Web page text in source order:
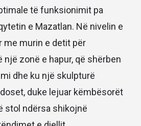
të funksionimit pa
e Mazatlan. Në nivelin e
me murin e detit për
zonë e hapur, që shërben
dhe ku një skulpturë
duke lejuar këmbësorët
stol ndërsa shikojnë